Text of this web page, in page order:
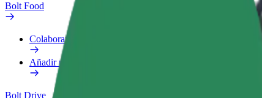
Bolt Food
Colaborar como repartidor
Añadir un restaurante o tienda
Bolt Drive